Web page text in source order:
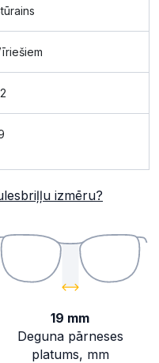
izmēru?
19 mm
Deguna pārneses
platums, mm